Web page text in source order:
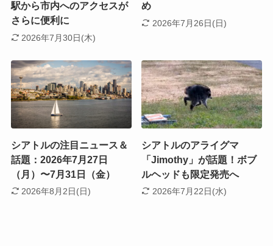
駅から市内へのアクセスが
さらに便利に
2026年7月30日(木)
め
2026年7月26日(日)
シアトルの注目ニュース＆
話題：2026年7月27日
（月）〜7月31日（金）
2026年8月2日(日)
シアトルのアライグマ
「Jimothy」が話題！ボブ
ルヘッドも限定発売へ
2026年7月22日(水)